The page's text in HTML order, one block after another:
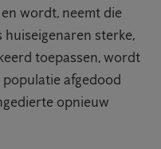
wordt, neemt die
sterke,
toepassen, wordt
afgedood
opnieuw